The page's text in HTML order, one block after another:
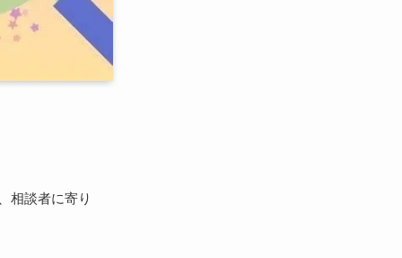
相談者に寄り